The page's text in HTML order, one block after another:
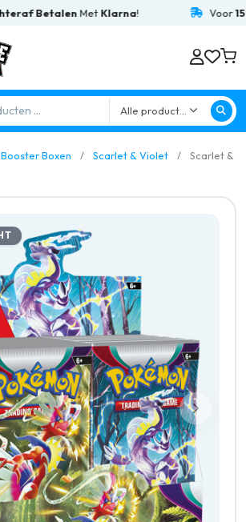
BetalenMetKlarna! Voor 15:00
Alle producten
Booster Boxen Scarlet & Violet
Scarlet &